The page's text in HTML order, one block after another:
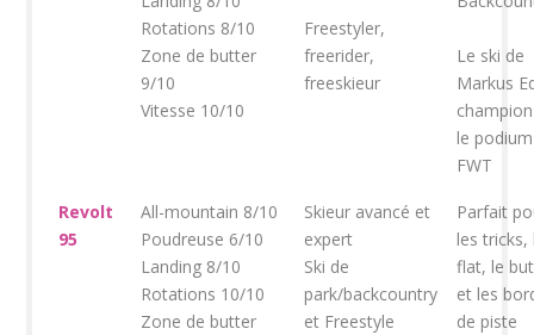
Rotations 8/10
Zone de butter
9/10
Vitesse 10/10
Freestyler,
freerider,
freeskieur
Le ski de
Markus
le
FWT
Revolt
95
All-mountain 8/10
Poudreuse 6/10
Landing 8/10
Rotations 10/10
Zone de butter
Skieur avancé et
expert
Ski de
park/backcountry
et Freestyle
Parfait
les tricks,
flat, le
et les
de piste